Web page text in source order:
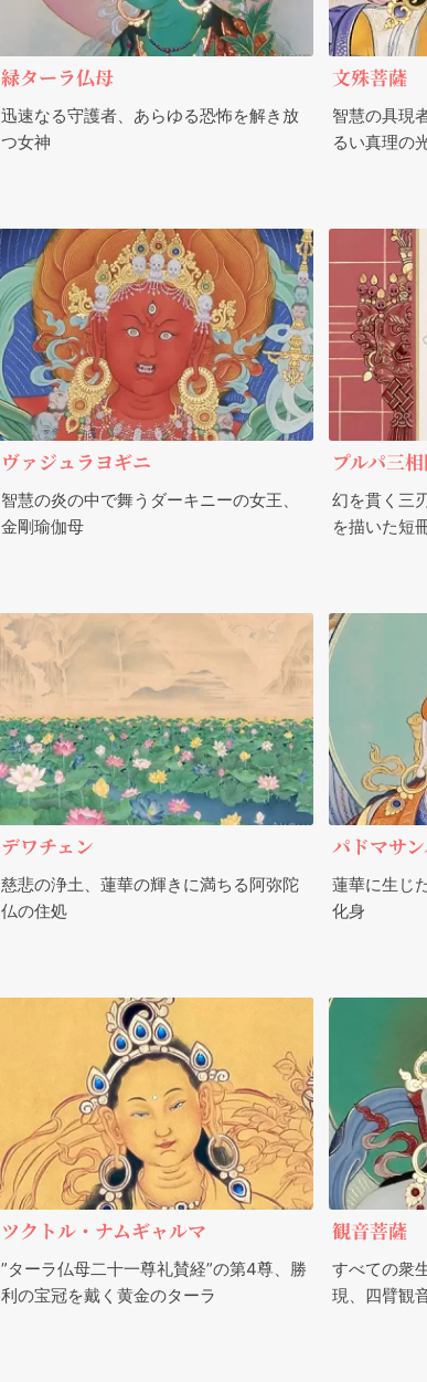
緑ターラ仏母
迅速なる守護者、あらゆる恐怖を解き放
つ女神
文殊菩薩
智慧の具現
るい真理の
ヴァジュラヨギニ
智慧の炎の中で舞うダーキニーの女王、
金剛瑜伽母
プルパ三
幻を貫く三
を描いた短
デワチェン
慈悲の浄土、蓮華の輝きに満ちる阿弥陀
仏の住処
パドマサ
蓮華に生じ
化身
ツクトル・ナムギャルマ
”ターラ仏母二十一尊礼賛経”の第4尊、勝
利の宝冠を戴く黄金のターラ
観音菩薩
すべての衆
現、四臂観